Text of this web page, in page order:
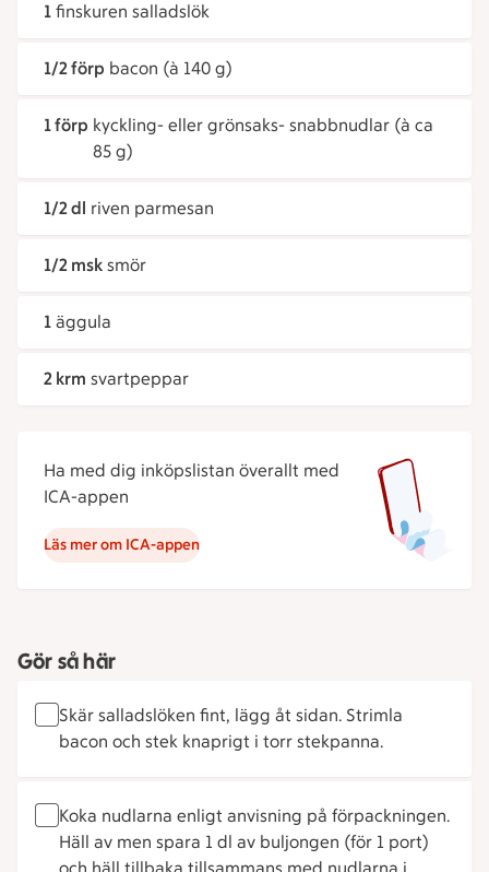
1 finskuren salladslök
1/2 förp bacon (à 140 g)
1 förp kyckling- eller grönsaks- snabbnudlar (à ca
85 g)
1/2 dl riven parmesan
1/2 msk smör
1 äggula
2 krm svartpeppar
Ha med dig inköpslistan överallt med
ICA-appen
Läs mer om ICA-appen
Gör så här
Skär salladslöken fint, lägg åt sidan. Strimla
bacon och stek knaprigt i torr stekpanna.
Koka nudlarna enligt anvisning på förpackningen.
Häll av men spara 1 dl av buljongen (för 1 port)